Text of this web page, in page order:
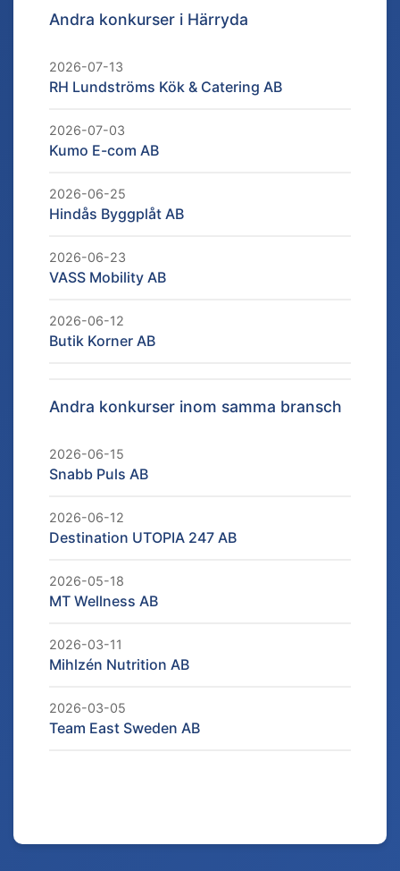
Andra konkurser i Härryda
2026-07-13
RH Lundströms Kök & Catering AB
2026-07-03
Kumo E-com AB
2026-06-25
Hindås Byggplåt AB
2026-06-23
VASS Mobility AB
2026-06-12
Butik Korner AB
Andra konkurser inom samma bransch
2026-06-15
Snabb Puls AB
2026-06-12
Destination UTOPIA 247 AB
2026-05-18
MT Wellness AB
2026-03-11
Mihlzén Nutrition AB
2026-03-05
Team East Sweden AB